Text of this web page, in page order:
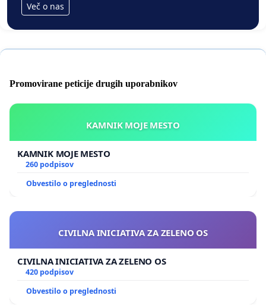
Več o nas
Promovirane peticije drugih uporabnikov
KAMNIK MOJE MESTO
KAMNIK MOJE MESTO
260 podpisov
Obvestilo o preglednosti
CIVILNA INICIATIVA ZA ZELENO OS
CIVILNA INICIATIVA ZA ZELENO OS
420 podpisov
Obvestilo o preglednosti